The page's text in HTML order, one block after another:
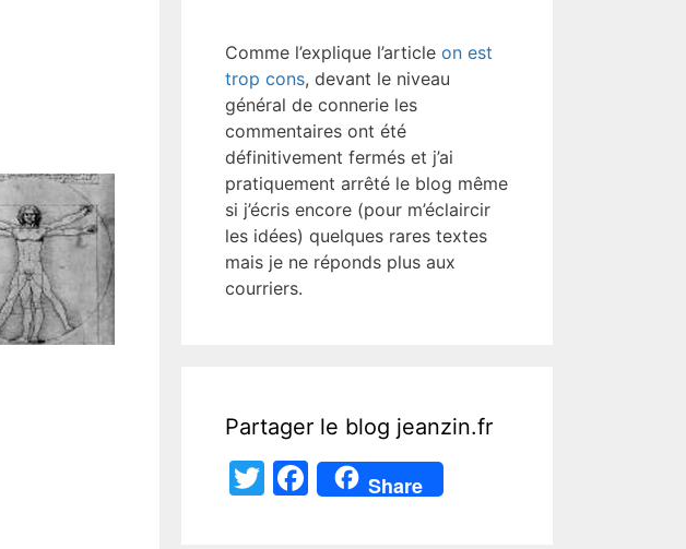
Comme l’explique l’article on est
trop cons, devant le niveau
général de connerie les
commentaires ont été
définitivement fermés et j’ai
pratiquement arrêté le blog même
si j’écris encore (pour m’éclaircir
les idées) quelques rares textes
mais je ne réponds plus aux
courriers.
Partager le blog jeanzin.fr
T
F
Share